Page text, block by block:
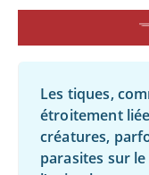
Les tiques,
étroitement
créatures,
parasites sur